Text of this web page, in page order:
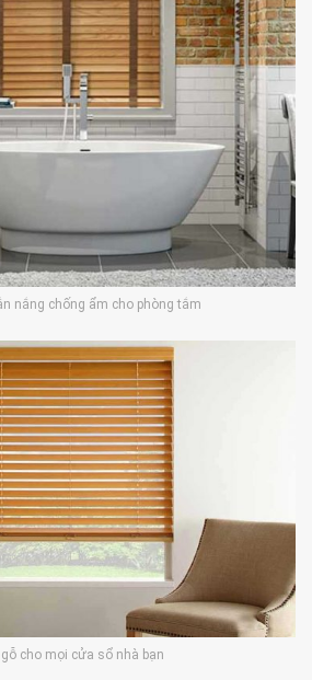
nắng chống ẩm cho phòng tắm
gỗ cho mọi cửa sổ nhà bạn